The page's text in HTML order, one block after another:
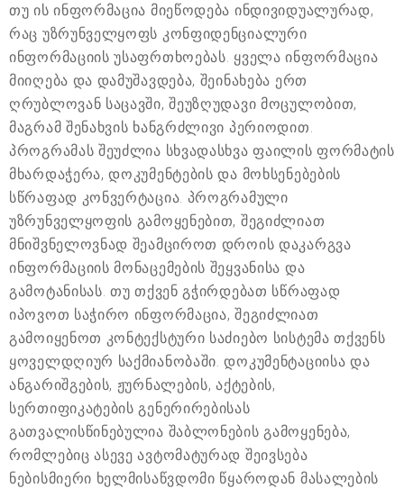
თუ ის ინფორმაცია მიეწოდება ინდივიდუალურად,
რაც უზრუნველყოფს კონფიდენციალური
ინფორმაციის უსაფრთხოებას. ყველა ინფორმაცია
მიიღება და დამუშავდება, შეინახება ერთ
ღრუბლოვან საცავში, შეუზღუდავი მოცულობით,
მაგრამ შენახვის ხანგრძლივი პერიოდით.
პროგრამას შეუძლია სხვადასხვა ფაილის ფორმატის
მხარდაჭერა, დოკუმენტების და მოხსენებების
სწრაფად კონვერტაცია. პროგრამული
უზრუნველყოფის გამოყენებით, შეგიძლიათ
მნიშვნელოვნად შეამციროთ დროის დაკარგვა
ინფორმაციის მონაცემების შეყვანისა და
გამოტანისას. თუ თქვენ გჭირდებათ სწრაფად
იპოვოთ საჭირო ინფორმაცია, შეგიძლიათ
გამოიყენოთ კონტექსტური საძიებო სისტემა თქვენს
ყოველდღიურ საქმიანობაში. დოკუმენტაციისა და
ანგარიშგების, ჟურნალების, აქტების,
სერთიფიკატების გენერირებისას
გათვალისწინებულია შაბლონების გამოყენება,
რომლებიც ასევე ავტომატურად შეივსება
ნებისმიერი ხელმისაწვდომი წყაროდან მასალების